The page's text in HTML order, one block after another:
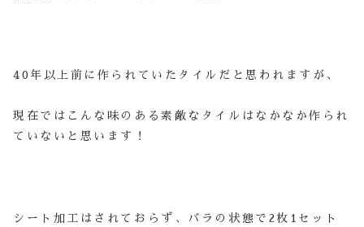
40年以上前に作られていたタイルだと思われますが、
現在ではこんな味のある素敵なタイルはなかなか作られ
ていないと思います！
シート加工はされておらず、バラの状態で2枚1セット